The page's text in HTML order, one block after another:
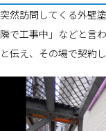
突然訪問してくる外壁
隣で工事中」などと言
と伝え、その場で契約